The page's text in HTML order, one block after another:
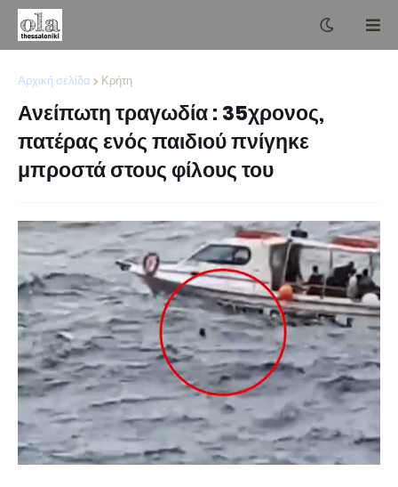
Αρχική σελίδα Κρήτη
Ανείπωτη τραγωδία : 35χρονος,
πατέρας ενός παιδιού πνίγηκε
μπροστά στους φίλους του